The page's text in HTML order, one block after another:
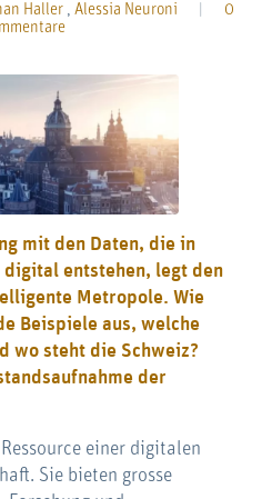
Haller , Alessia Neuroni
0
mit den Daten, die in
entstehen, legt den
Metropole. Wie
Beispiele aus, welche
wo steht die Schweiz?
der
einer digitalen
Sie bieten grosse